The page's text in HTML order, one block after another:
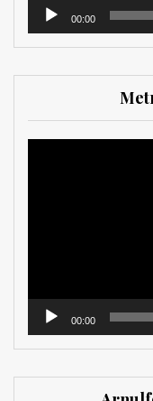
00:00
00:00